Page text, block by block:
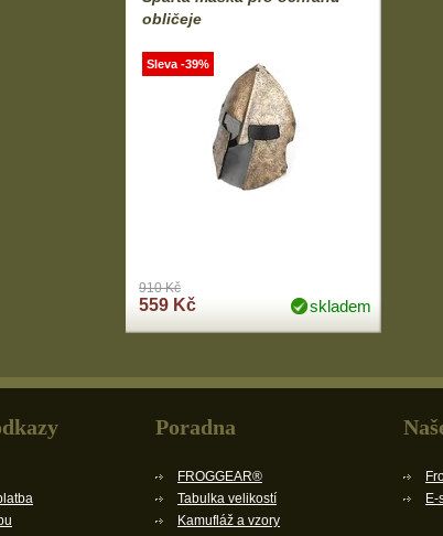
obličeje
910 Kč
559 Kč skladem
Sleva -39%
Poradna
FROGGEAR®
Tabulka velikostí
Kamufláž a vzory
E-